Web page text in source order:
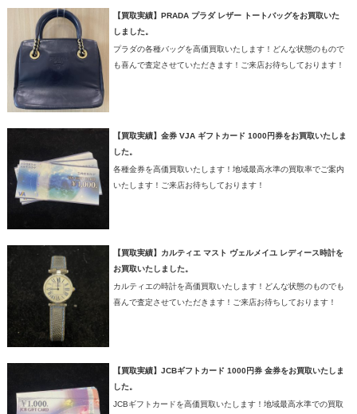
【買取実績】PRADA プラダ レザー トートバッグをお買取いた
しました。
プラダの各種バッグを高価買取いたします！どんな状態のもので
も喜んで査定させていただきます！ご来店お待ちしております！
【買取実績】金券 VJA ギフトカード 1000円券をお買取いたしま
した。
各種金券を高価買取いたします！地域最高水準の買取率でご案内
いたします！ご来店お待ちしております！
【買取実績】カルティエ マスト ヴェルメイユ レディース時計を
お買取いたしました。
カルティエの時計を高価買取いたします！どんな状態のものでも
喜んで査定させていただきます！ご来店お待ちしております！
【買取実績】JCBギフトカード 1000円券 金券をお買取いたしま
した。
JCBギフトカードを高価買取いたします！地域最高水準での買取